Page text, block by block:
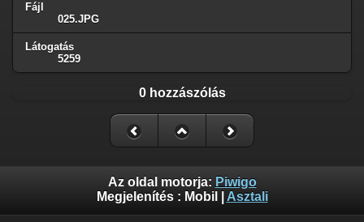
Fájl
025.JPG
Látogatás
5259
0 hozzászólás
Az oldal motorja: Piwigo
Megjelenítés : Mobil Asztali